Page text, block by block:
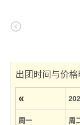
出团时间与价格
«
周一 周